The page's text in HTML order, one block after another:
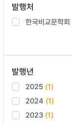
발행처
한국비교문학회
발행년
2025 (1)
2024 (1)
2023 (1)